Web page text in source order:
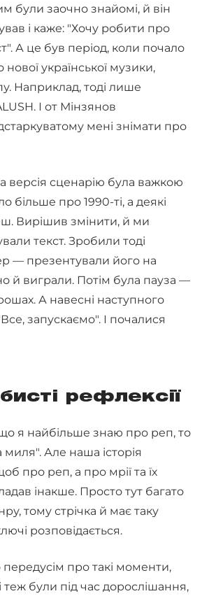
були заочно знайомі, й він
і каже: "Хочу робити про
А це був період, коли почало
нової української музики,
Наприклад, тоді лише
І от Мінзянов
мені знімати про
версія сценарію була важкою
більше про 1990-ті, а деякі
Вирішив змінити, й ми
текст. Зробили тоді
— презентували його на
й виграли. Потім була пауза —
А навесні наступного
запускаємо". І почалися
рефлексії
я найбільше знаю про реп, то
Але наша історія
про реп, а про мрії та їх
інакше. Просто тут багато
тому стрічка й має таку
розповідається.
про такі моменти,
були під час дорослішання,